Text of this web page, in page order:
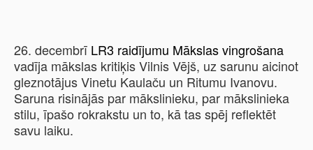
26. decembrī LR3 raidījumu Mākslas vingrošana
vadīja mākslas kritiķisVilnis Vējš, uz sarunu aicinot
gleznotājusVinetu Kaulaču un Ritumu Ivanovu.
Saruna risinājās par mākslinieku, par mākslinieka
stilu, īpašo rokrakstu un to, kā tas spēj reflektēt
savu laiku.